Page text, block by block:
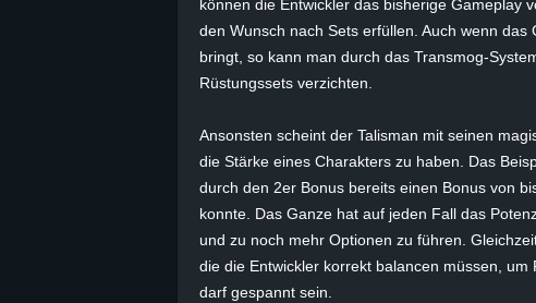
können die Entwickler das bisherige Gameplay
den Wunsch nach Sets erfüllen. Auch wenn
bringt, so kann man durch das Transmog-
Rüstungssets verzichten.
Ansonsten scheint der Talisman mit seinen
die Stärke eines Charakters zu haben. Das
durch den 2er Bonus bereits einen Bonus von
konnte. Das Ganze hat auf jeden Fall das
und zu noch mehr Optionen zu führen.
die die Entwickler korrekt balancen müssen,
darf gespannt sein.